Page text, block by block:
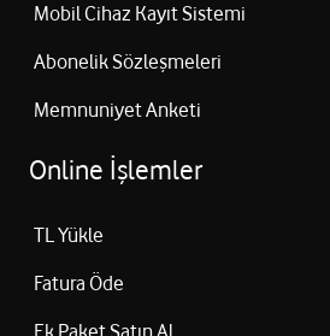
Mobil Cihaz Kayıt Sistemi
Abonelik Sözleşmeleri
Memnuniyet Anketi
Online İşlemler
TL Yükle
Fatura Öde
Ek Paket Satın Al